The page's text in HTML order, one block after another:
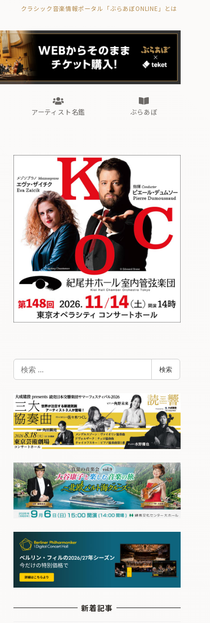
クラシック音楽情報ポータル「ぶらあぼONLINE」とは
ぶらあぼブラス！
フォルテピアノ・オデッセイ
アーティスト名鑑 ぶらあぼ
ぶらあぼブラス！
フォルテピアノ・オデッセイ
検
索
検索
新着記事